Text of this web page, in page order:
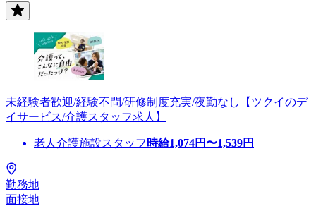
未経験者歓迎/経験不問/研修制度充実/夜勤なし【ツクイのデ
イサービス/介護スタッフ求人】
老人介護施設スタッフ 時給1,074円〜1,539円
勤務地
面接地